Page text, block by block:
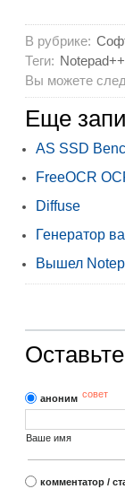
В рубрике:
Теги: Notepad++
Вы можете
Еще
AS SSD
FreeOCR
Diffuse
Генератор
Вышел
аноним совет
Ваше имя
комментатор /